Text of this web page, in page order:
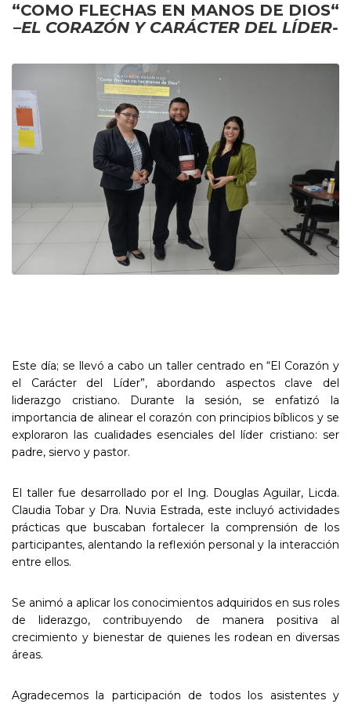
“COMO FLECHAS EN MANOS DE DIOS“
–EL CORAZÓN Y CARÁCTER DEL LÍDER-
Este día; se llevó a cabo un taller centrado en “El Corazón y
el Carácter del Líder”, abordando aspectos clave del
liderazgo cristiano. Durante la sesión, se enfatizó la
importancia de alinear el corazón con principios bíblicos y se
exploraron las cualidades esenciales del líder cristiano: ser
padre, siervo y pastor.
El taller fue desarrollado por el Ing. Douglas Aguilar, Licda.
Claudia Tobar y Dra. Nuvia Estrada, este incluyó actividades
prácticas que buscaban fortalecer la comprensión de los
participantes, alentando la reflexión personal y la interacción
entre ellos.
Se animó a aplicar los conocimientos adquiridos en sus roles
de liderazgo, contribuyendo de manera positiva al
crecimiento y bienestar de quienes les rodean en diversas
áreas.
Agradecemos la participación de todos los asistentes y